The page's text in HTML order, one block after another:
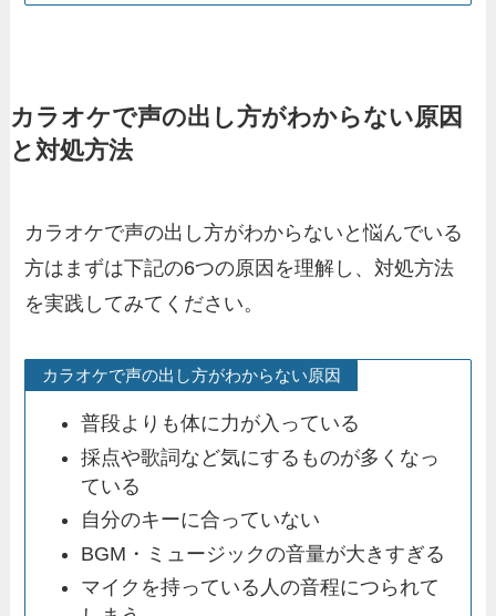
カラオケで声の出し方がわからない原因
と対処方法
カラオケで声の出し方がわからないと悩んでいる
方はまずは下記の6つの原因を理解し、対処方法
を実践してみてください。
カラオケで声の出し方がわからない原因
普段よりも体に力が入っている
採点や歌詞など気にするものが多くなっ
ている
自分のキーに合っていない
BGM・ミュージックの音量が大きすぎる
マイクを持っている人の音程につられて